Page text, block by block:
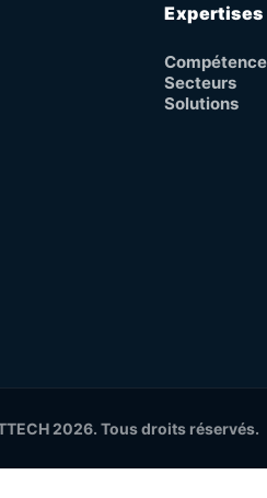
Expertises
Secteurs
Solutions
2026. Tous droits réservés.